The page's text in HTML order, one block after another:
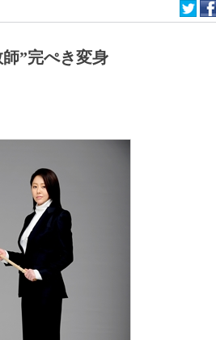
”完ぺき変身